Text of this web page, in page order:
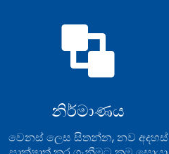
නිර්මාණය
වෙනස් ලෙස සිතන්න, නව අදහස්